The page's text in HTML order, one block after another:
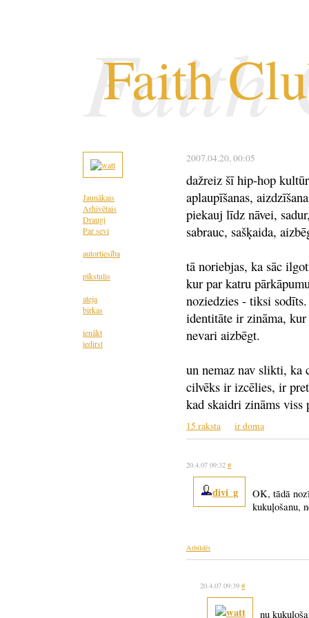
Faith
Faith
Jaunākais
Arhivētais
Draugi
Par sevi
autortiesība
pīkstulis
ateja
birkas
ienākt
iedirst
2007.04.20, 00:05
dažreiz šī hip-hop
aplaupīšanas,
piekauj līdz nāvei,
sabrauc, sašķaida,
tā noriebjas, ka sāc
kur par katru
noziedzies - tiksi
identitāte ir zināma,
nevari aizbēgt.
un nemaz nav slikti, ka
cilvēks ir izcēlies, ir
kad skaidri zināms viss
15 raksta ir doma
20.4.07 09:32 #
divi_g
OK, tādā
kukuļošanu,
Atbildēt
20.4.07 09:39 #
nu